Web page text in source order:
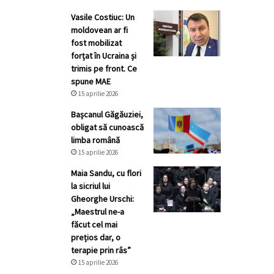
Vasile Costiuc: Un
moldovean ar fi
fost mobilizat
forțat în Ucraina și
trimis pe front. Ce
spune MAE
15 aprilie 2026
Bașcanul Găgăuziei,
obligat să cunoască
limba română
15 aprilie 2026
Maia Sandu, cu flori
la sicriul lui
Gheorghe Urschi:
„Maestrul ne-a
făcut cel mai
prețios dar, o
terapie prin râs”
15 aprilie 2026